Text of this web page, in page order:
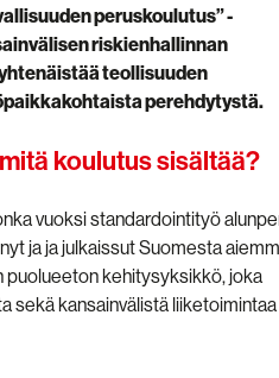
peruskoulutus” -
riskienhallinnan
teollisuuden
perehdytystä.
koulutus sisältää?
vuoksi standardointityö
ja ja julkaissut Suomesta
kehitysyksikkö, joka
sekä kansainvälistä liiketoimintaa